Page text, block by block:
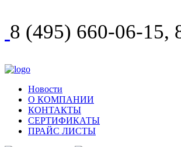
8 (495) 660-06-15,
Новости
О КОМПАНИИ
КОНТАКТЫ
СЕРТИФИКАТЫ
ПРАЙС ЛИСТЫ